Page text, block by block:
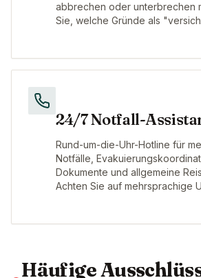
abbrechen oder unterbrechen
Sie, welche Gründe als
24/7 Notfall-
Rund-um-die-Uhr-Hotline für
Notfälle,
Dokumente und allgemeine
Achten Sie auf mehrsprachige
Häufige